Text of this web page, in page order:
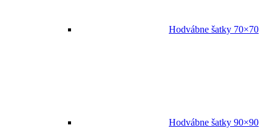
Hodvábne šatky 70×70
Hodvábne šatky 90×90